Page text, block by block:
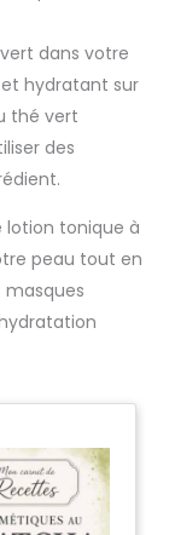
dans votre
hydratant sur
thé vert
des
lotion tonique à
peau tout en
masques